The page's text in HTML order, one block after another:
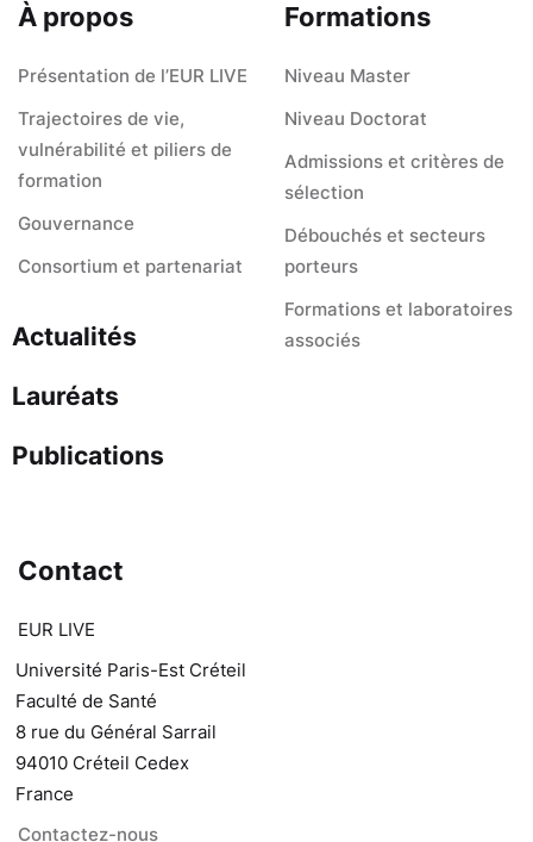
À propos
Présentation de l’EUR LIVE
Trajectoires de vie,
vulnérabilité et piliers de
formation
Gouvernance
Consortium et partenariat
Actualités
Lauréats
Publications
Formations
Niveau Master
Niveau Doctorat
Admissions et critères de
sélection
Débouchés et secteurs
porteurs
Formations et laboratoires
associés
Contact
EUR LIVE
Université Paris-Est Créteil
Faculté de Santé
8 rue du Général Sarrail
94010 Créteil Cedex
France
Contactez-nous